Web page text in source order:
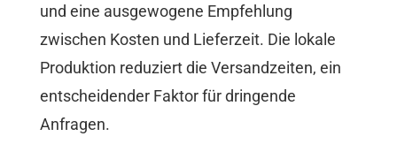
und eine ausgewogene Empfehlung
zwischen Kosten und Lieferzeit. Die lokale
Produktion reduziert die Versandzeiten, ein
entscheidender Faktor für dringende
Anfragen.